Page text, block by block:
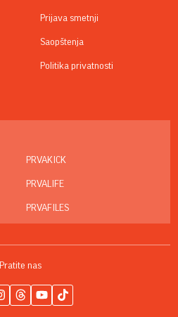
Prijava smetnji
Saopštenja
Politika privatnosti
PRVAKICK
PRVALIFE
PRVAFILES
Pratite nas